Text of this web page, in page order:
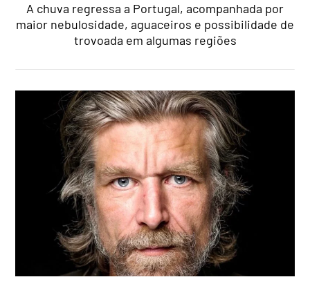
A chuva regressa a Portugal, acompanhada por
maior nebulosidade, aguaceiros e possibilidade de
trovoada em algumas regiões